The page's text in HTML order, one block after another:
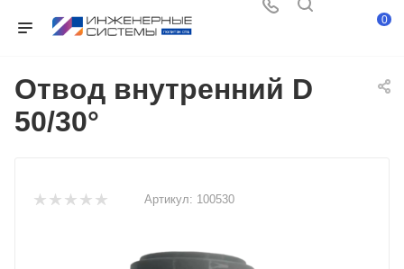
0
Отвод внутренний D
50/30°
Артикул: 100530